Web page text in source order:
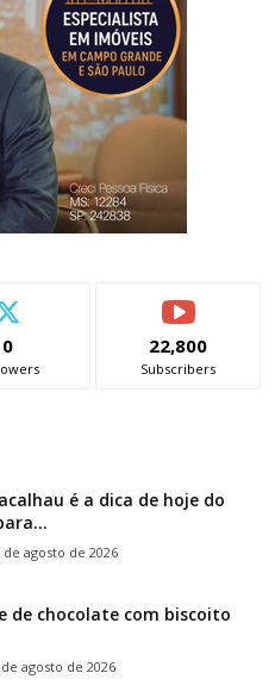
0 22,800
Subscribers
é a dica de hoje do
de agosto de 2026
de chocolate com biscoito
agosto de 2026